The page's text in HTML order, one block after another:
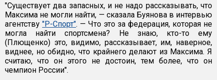
"Существует два запасных, и не надо рассказывать, что
Максима не могли найти, — сказала Буянова в интервью
агентству "Р-Спорт". — Что это за федерация, которая не
могла найти спортсмена? Не знаю, кто-то ему
(Плющенко) это, видимо, рассказывает, им, наверное,
виднее, но обидно, что крайнего делают из Максима. Я
считаю, что он этого не достоин, тем более, что он
чемпион России".